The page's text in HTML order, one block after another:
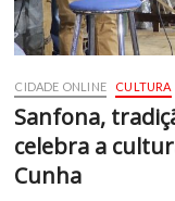
CIDADE ONLINE CULTURA
Sanfona,
celebra a
Cunha